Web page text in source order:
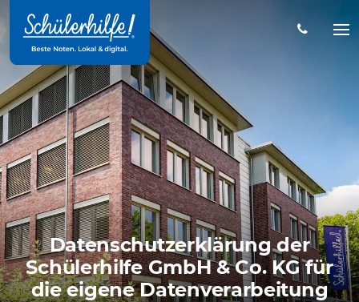
Hauptinhalt
Datenschutzerklärung der
Schülerhilfe GmbH & Co. KG für
die eigene Datenverarbeitung